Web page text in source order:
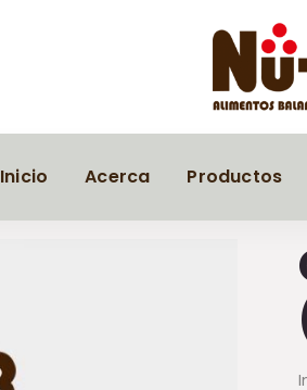
Inicio Acerca Productos